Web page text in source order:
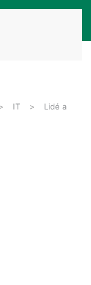
IT Lidé a